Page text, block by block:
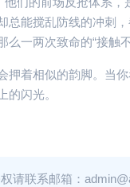
总能搅乱防线的冲刺
一两次致命的“接触
押着相似的韵脚。当
的闪光。
请联系邮箱：